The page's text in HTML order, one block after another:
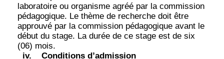
laboratoire ou organisme agréé par la commission
pédagogique. Le thème de recherche doit être
approuvé par la commission pédagogique avant le
début du stage. La durée de ce stage est de six
(06) mois.
iv.
Conditions d’admission